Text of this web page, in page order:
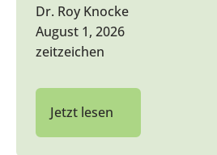
Dr. Roy Knocke
August 1, 2026
zeitzeichen
Jetzt lesen